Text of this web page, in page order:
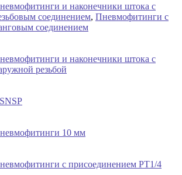
и наконечники штока с
соединением, Пневмофитинги с
соединением
и наконечники штока с
резьбой
10 мм
с присоединением PT1/4